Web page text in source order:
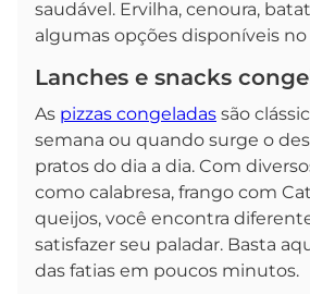
saudável. Ervilha, cenoura,
algumas opções disponíveis no
Lanches e snacks
As pizzas congeladas são
semana ou quando surge o
pratos do dia a dia. Com
como calabresa, frango com
queijos, você encontra
satisfazer seu paladar. Basta
das fatias em poucos minutos.